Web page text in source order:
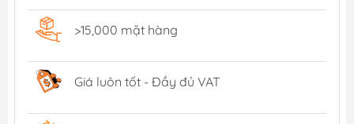
>15,000 mặt hàng
Giá luôn tốt - Đầy đủ VAT